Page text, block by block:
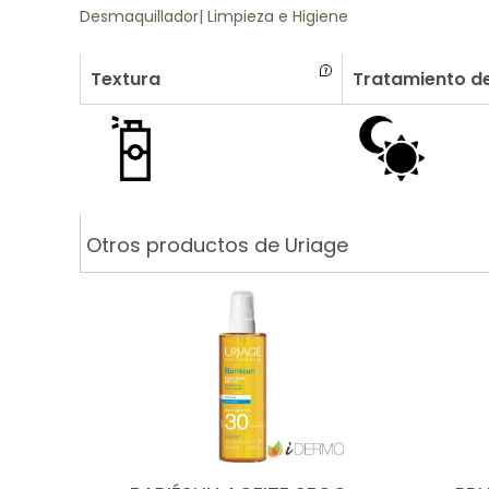
Desmaquillador| Limpieza e Higiene
Textura Tratamiento
Otros productos de Uriage